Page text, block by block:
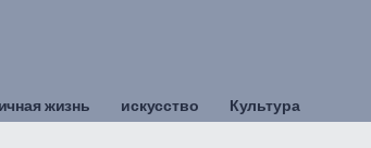
жизнь искусство Культура